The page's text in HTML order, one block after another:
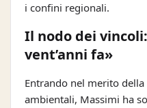
i confini regionali.
Il nodo dei
vent’anni fa»
Entrando nel merito
ambientali, Massimi ha